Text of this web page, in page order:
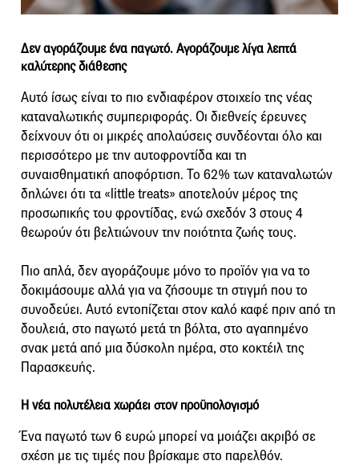
Δεν αγοράζουμε ένα παγωτό. Αγοράζουμε λίγα λεπτά
καλύτερης διάθεσης
Αυτό ίσως είναι το πιο ενδιαφέρον στοιχείο της νέας
καταναλωτικής συμπεριφοράς. Οι διεθνείς έρευνες
δείχνουν ότι οι μικρές απολαύσεις συνδέονται όλο και
περισσότερο με την αυτοφροντίδα και τη
συναισθηματική αποφόρτιση. Το 62% των καταναλωτών
δηλώνει ότι τα «little treats» αποτελούν μέρος της
προσωπικής του φροντίδας, ενώ σχεδόν 3 στους 4
θεωρούν ότι βελτιώνουν την ποιότητα ζωής τους.
Πιο απλά, δεν αγοράζουμε μόνο το προϊόν για να το
δοκιμάσουμε αλλά για να ζήσουμε τη στιγμή που το
συνοδεύει. Αυτό εντοπίζεται στον καλό καφέ πριν από τη
δουλειά, στο παγωτό μετά τη βόλτα, στο αγαπημένο
σνακ μετά από μια δύσκολη ημέρα, στο κοκτέιλ της
Παρασκευής.
Η νέα πολυτέλεια χωράει στον προϋπολογισμό
Ένα παγωτό των 6 ευρώ μπορεί να μοιάζει ακριβό σε
σχέση με τις τιμές που βρίσκαμε στο παρελθόν.